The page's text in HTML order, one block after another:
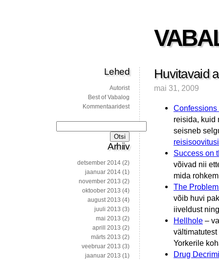
Huvitavaid
mai 31, 2009
Confessions
reisida, kuid
seisneb
reisisoovitusi
Success on
võivad nii
mida
The
võib huvi
iiveldust
Hellhole –
Yorkerile
Drug
Lehed
Autorist
Best of Vabalog
Kommentaaridest
Arhiiv
detsember 2014 (2)
jaanuar 2014 (1)
november 2013 (2)
oktoober 2013 (4)
august 2013 (4)
juuli 2013 (3)
mai 2013 (2)
aprill 2013 (2)
märts 2013 (2)
veebruar 2013 (3)
jaanuar 2013 (1)